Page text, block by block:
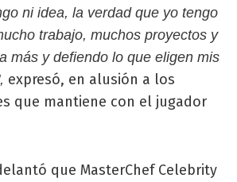
ni idea, la verdad que yo tengo
trabajo, muchos proyectos y
más y defiendo lo que eligen mis
expresó, en alusión a los
que mantiene con el jugador
que MasterChef Celebrity